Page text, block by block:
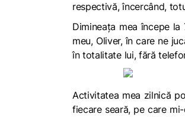
respectivă, încercând,
Dimineața mea începe
meu, Oliver, în care ne
în totalitate lui, fără
Activitatea mea zilnică
fiecare seară, pe care